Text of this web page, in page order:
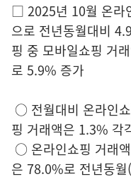
□ 2025년 10월 온라
으로 전년동월대비
핑 중 모바일쇼핑 거
로 5.9% 증가
○ 전월대비 온라인
핑 거래액은 1.3% 각
○ 온라인쇼핑 거래
은 78.0%로 전년동